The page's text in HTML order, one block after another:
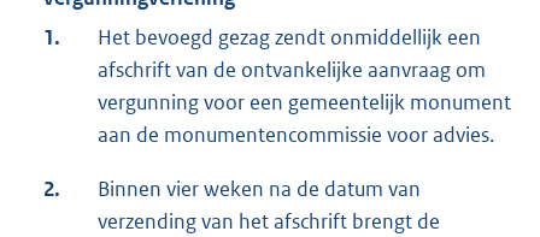
1.
Het bevoegd gezag zendt onmiddellijk een
afschrift van de ontvankelijke aanvraag om
vergunning voor een gemeentelijk monument
aan de monumentencommissie voor advies.
2.
Binnen vier weken na de datum van
verzending van het afschrift brengt de